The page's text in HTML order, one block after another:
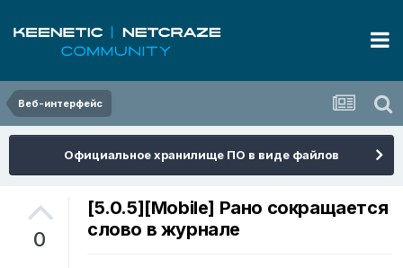
Веб-интерфейс
Официальное хранилище ПО в виде файлов
0
[5.0.5][Mobile] Рано сокращается
слово в журнале